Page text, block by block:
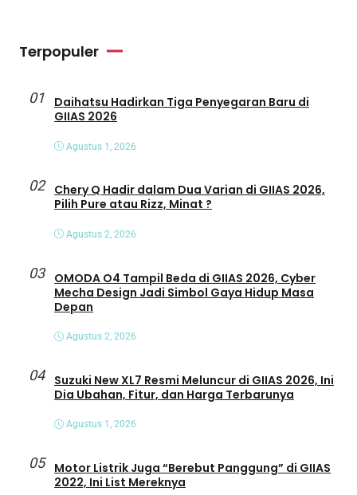
Terpopuler
01
Daihatsu Hadirkan Tiga Penyegaran Baru di
GIIAS 2026
Agustus 1, 2026
02
Chery Q Hadir dalam Dua Varian di GIIAS 2026,
Pilih Pure atau Rizz, Minat ?
Agustus 2, 2026
03
OMODA O4 Tampil Beda di GIIAS 2026, Cyber
Mecha Design Jadi Simbol Gaya Hidup Masa
Depan
Agustus 2, 2026
04
Suzuki New XL7 Resmi Meluncur di GIIAS 2026, Ini
Dia Ubahan, Fitur, dan Harga Terbarunya
Agustus 1, 2026
05
Motor Listrik Juga “Berebut Panggung” di GIIAS
2022, Ini List Mereknya